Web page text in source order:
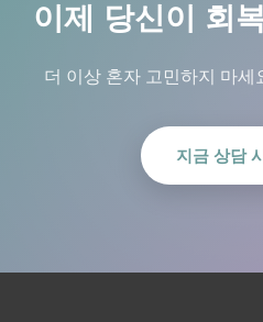
이제 당신이 회
더 이상 혼자 고민하지 마세
지금 상담